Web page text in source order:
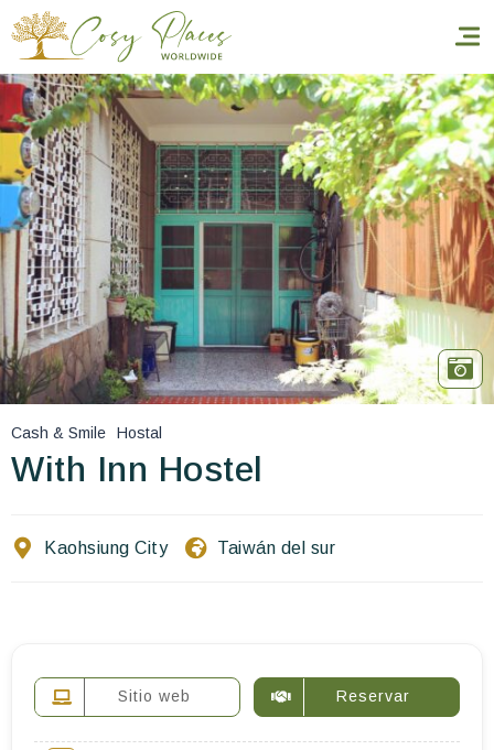
Inicio
Reservar una estancia
Nuestra colección mundial
World’s Best Hotels
Hacer que viajes
Estancia temática
Cash & Smile Hostal
With Inn Hostel
Kaohsiung City Taiwán del sur
Sitio web Reservar